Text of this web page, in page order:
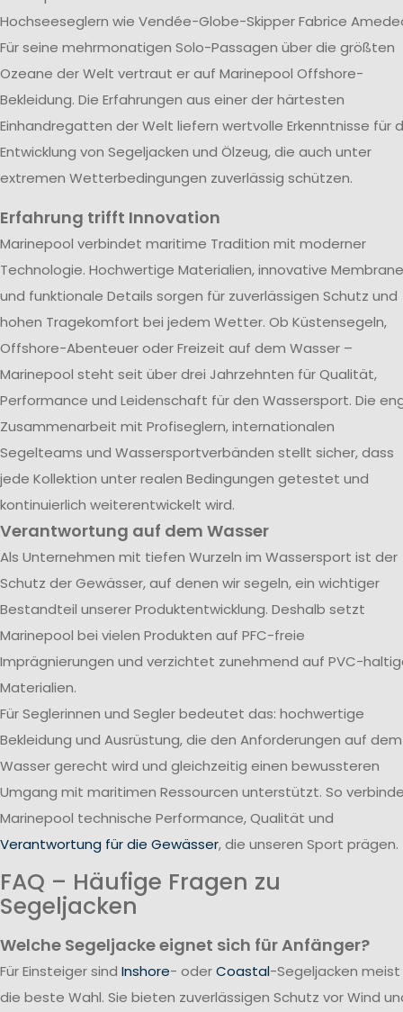
Hochseeseglern wie Vendée-Globe-Skipper Fabrice
Für seine mehrmonatigen Solo-Passagen über die größten
Ozeane der Welt vertraut er auf Marinepool Offshore-
Bekleidung. Die Erfahrungen aus einer der härtesten
Einhandregatten der Welt liefern wertvolle Erkenntnisse für
Entwicklung von Segeljacken und Ölzeug, die auch unter
extremen Wetterbedingungen zuverlässig schützen.
Erfahrung trifft Innovation
Marinepool verbindet maritime Tradition mit moderner
Technologie. Hochwertige Materialien, innovative
und funktionale Details sorgen für zuverlässigen Schutz und
hohen Tragekomfort bei jedem Wetter. Ob Küstensegeln,
Offshore-Abenteuer oder Freizeit auf dem Wasser –
Marinepool steht seit über drei Jahrzehnten für Qualität,
Performance und Leidenschaft für den Wassersport. Die
Zusammenarbeit mit Profiseglern, internationalen
Segelteams und Wassersportverbänden stellt sicher, dass
jede Kollektion unter realen Bedingungen getestet und
kontinuierlich weiterentwickelt wird.
Verantwortung auf dem Wasser
Als Unternehmen mit tiefen Wurzeln im Wassersport ist der
Schutz der Gewässer, auf denen wir segeln, ein wichtiger
Bestandteil unserer Produktentwicklung. Deshalb setzt
Marinepool bei vielen Produkten auf PFC-freie
Imprägnierungen und verzichtet zunehmend auf PVC-
Materialien.
Für Seglerinnen und Segler bedeutet das: hochwertige
Bekleidung und Ausrüstung, die den Anforderungen auf dem
Wasser gerecht wird und gleichzeitig einen bewussteren
Umgang mit maritimen Ressourcen unterstützt. So
Marinepool technische Performance, Qualität und
Verantwortung für die Gewässer, die unseren Sport prägen.
FAQ – Häufige Fragen zu
Segeljacken
Welche Segeljacke eignet sich für Anfänger?
Für Einsteiger sind Inshore- oderCoastal-Segeljacken meist
die beste Wahl. Sie bieten zuverlässigen Schutz vor Wind